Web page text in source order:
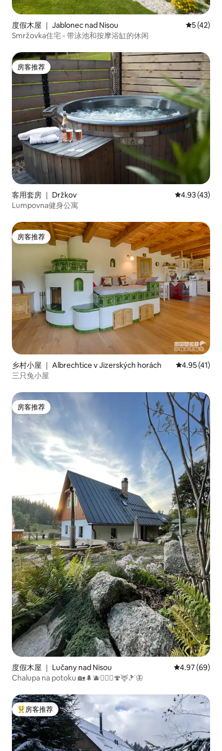
度假木屋 ｜ Jablonec nad Nisou 平均评分
5 (42)
Smržovka住宅 - 带泳池和按摩浴缸的休闲
房客推荐
房客推荐
客用套房 ｜ Držkov 平均评分
4.93 (43)
Lumpovna健身公寓
房客推荐
房客推荐
乡村小屋 ｜ Albrechtice v Jizerských horách 平均评分
4.95 (41)
三只兔小屋
房客推荐
房客推荐
度假木屋 ｜ Lučany nad Nisou 平均评分 4.97
4.97 (69)
Chalupa na potoku 🏡🌲🫐🚴🏼‍♀️🍄🦌🎿🦋
热门「房客推荐」
房客推荐